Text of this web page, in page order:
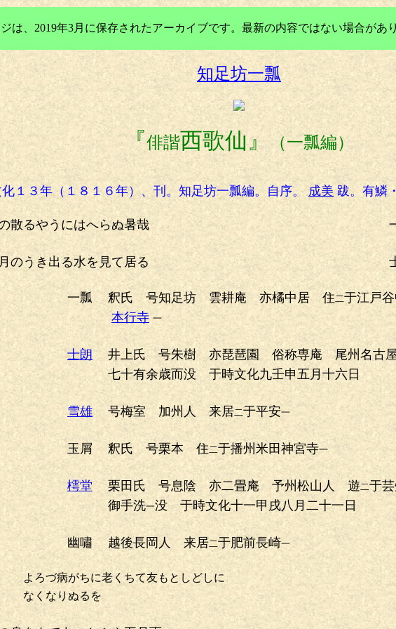
は、2019年3月に保存されたアーカイブです。最新の内容ではない場合があ
知足坊一瓢
『俳諧西歌仙』（一瓢編）
１３年（１８１６年）、刊。知足坊一瓢編。自序。成美 跋。有鱗
散るやうにはへらぬ暑哉 一
うき出る水を見て居る 士
一瓢 釈氏 号知足坊 雲耕庵 亦橘中居 住二于江戸
本行寺 一
士朗 井上氏 号朱樹 亦琵琶園 俗称専庵 尾州名古
七十有余歳而没 于時文化九壬申五月十六日
雪雄 号梅室 加州人 来居二于平安一
玉屑 釈氏 号栗本 住二于播州米田神宮寺一
樗堂 栗田氏 号息陰 亦二畳庵 予州松山人 遊二于
御手洗一没 于時文化十一甲戌八月二十一日
幽嘯 越後長岡人 来居二于肥前長崎一
よろづ病がちに老くちて友もとしどしに
なくなりぬるを